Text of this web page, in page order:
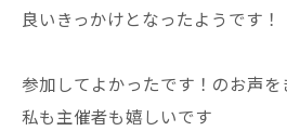
良いきっかけとなったようです！
参加してよかったです！のお声を
私も主催者も嬉しいです